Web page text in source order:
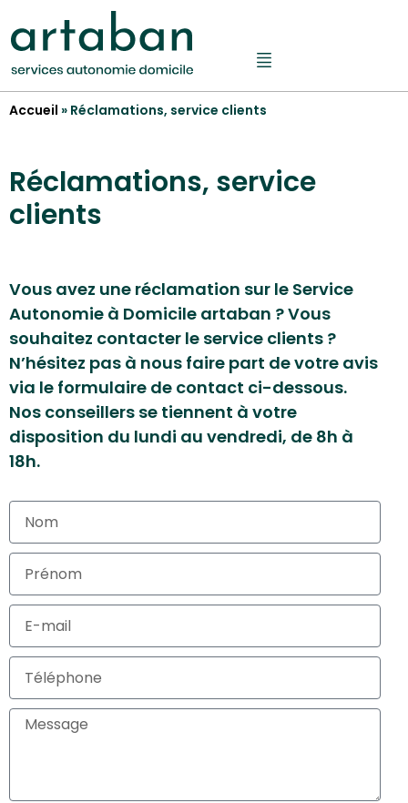
Accueil » Réclamations, service clients
Réclamations, service
clients
Vous avez une réclamation sur le Service
Autonomie à Domicile artaban ? Vous
souhaitez contacter le service clients ?
N’hésitez pas à nous faire part de votre avis
via le formulaire de contact ci-dessous.
Nos conseillers se tiennent à votre
disposition du lundi au vendredi, de 8h à
18h.